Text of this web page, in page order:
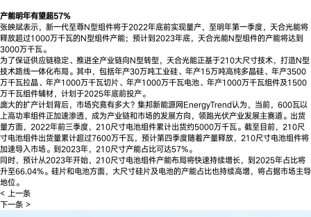
产能明年有望超57%
张映斌表示，新一代至尊N型组件将于2022年底前实现量产，至明年第一季度，天合光能将
释放超过1000万千瓦的N型组件产能；预计到2023年底，天合光能N型组件的产能将达到
3000万千瓦。
为了保证供应链稳定、推进全产业链向N型转型，天合光能正基于210大尺寸技术，打造N型
技术路线一体化布局。其中，包括年产30万吨工业硅、年产15万吨高纯多晶硅、年产3500
万千瓦拉晶、年产1000万千瓦切片、年产1000万千瓦电池、年产1000万千瓦组件及1500
万千瓦组件辅材，计划于2025年底前投产。
庞大的扩产计划背后，市场究竟有多大？集邦新能源网EnergyTrend认为，当前，600瓦以
上高功率组件正加速渗透，成为产业链和市场的发展方向，领跑光伏产业发展主赛道。出货
量方面，2022年前三季度，210尺寸电池组件累计出货约5000万千瓦。截至目前，210尺
寸电池组件出货量累计超过7600万千瓦，预计第四季度随着产量释放，210尺寸电池组件将
加速导入市场。到2023年，210尺寸产能占比可达57%。
同时，预计从2023年开始，210尺寸电池组件产能布局将快速持续增长，到2025年占比将
升至66.04%。硅片和电池方面，大尺寸硅片及电池的产能占比也持续高增，将占据市场主导
地位。
< 上一条
下一条 >